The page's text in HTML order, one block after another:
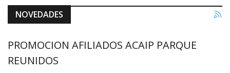
NOVEDADES
PROMOCION AFILIADOS ACAIP PARQUE
REUNIDOS